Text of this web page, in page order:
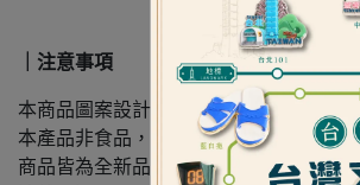
｜注意事項
本商品圖案設計版權為昂里所有，翻印
本產品非食品，請勿食用。
商品皆為全新品。